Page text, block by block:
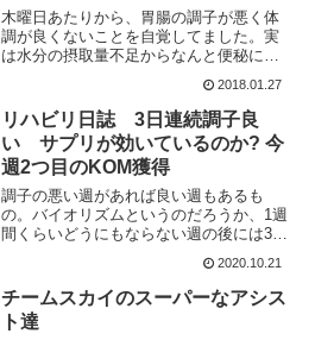
木曜日あたりから、胃腸の調子が悪く体
調が良くないことを自覚してました。実
は水分の摂取量不足からなんと便秘にな
ほど便秘というのが苦しいというのも初
めて知りました。良く、女性の問題とし
て取り上げられている便秘...
2018.01.27
リハビリ日誌 3日連続調子良
い サプリが効いているのか? 今
週2つ目のKOM獲得
調子の悪い週があれば良い週もあるも
の。バイオリズムというのだろうか、1週
間くらいどうにもならない週の後には3週
間くらい普通の週がくる。そして、3週目
の最後の週はとても調子が良い。今がそ
の感じで、3日連続して調子が良かった。
今週は、中坊と高校...
2020.10.21
チームスカイのスーパーなアシス
ト達